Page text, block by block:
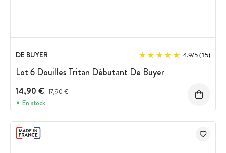
DE BUYER 4.9/5(15)
Lot 6 Douilles Tritan Débutant De Buyer
14,90 € Prix avant réduction :
17,90 €
En stock